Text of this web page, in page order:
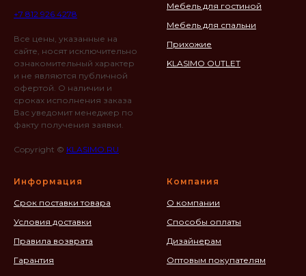
+7 812 926 4278
Все цены, указанные на
сайте, носят исключительно
ознакомительный характер
и не являются публичной
офертой. О наличии и
сроках исполнения заказа
Вас уведомит менеджер по
факту получения заявки.
Copyright © KLASIMO.RU
Мебель для гостиной
Мебель для спальни
Прихожие
KLASIMO OUTLET
Информация
Срок поставки товара
Условия доставки
Правила возврата
Гарантия
Компания
О компании
Способы оплаты
Дизайнерам
Оптовым покупателям